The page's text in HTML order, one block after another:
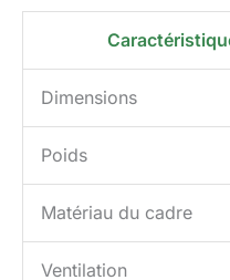
Dimensions
Poids
Matériau du cadre
Ventilation